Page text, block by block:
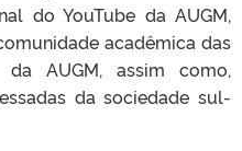
do YouTube da AUGM,
acadêmica das
da AUGM, assim como,
da sociedade sul-